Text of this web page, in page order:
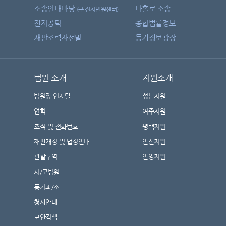
소송안내마당 (구 전자민원센터) 나홀로 소송
전자공탁
종합법률정보
재판조력자선발
등기정보광장
법원 소개
법원장 인사말
연혁
조직 및 전화번호
재판개정 및 법정안내
관할구역
시/군법원
등기과/소
청사안내
보안검색
지원소개
성남지원
여주지원
평택지원
안산지원
안양지원